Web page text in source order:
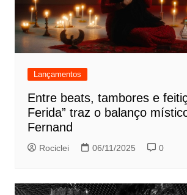
Lançamentos
Entre beats, tambores e
Ferida” traz o balanço
Fernand
Rociclei 06/11/2025 0